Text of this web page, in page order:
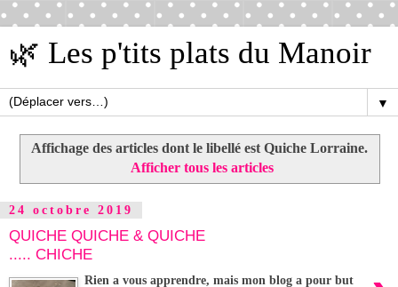
🌿 Les p'tits plats du Manoir
▼
Affichage des articles dont le libellé est Quiche Lorraine.
Afficher tous les articles
24 octobre 2019
QUICHE QUICHE & QUICHE
..... CHICHE
Rien a vous apprendre, mais mon blog a pour but